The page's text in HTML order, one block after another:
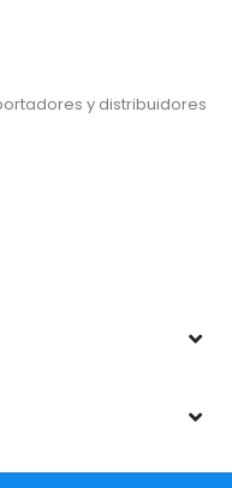
y distribuidores